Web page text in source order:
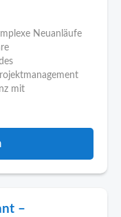
Neuanläufe
mit
–